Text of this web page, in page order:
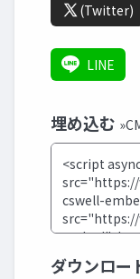
(Twitter)
LINE
埋め込む
ダウンロー